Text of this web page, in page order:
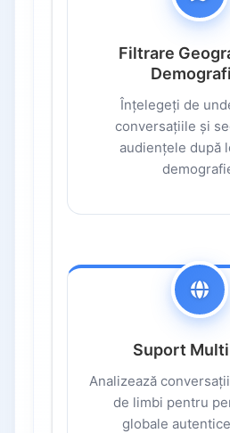
Filtrare
Înțelegeți de
conversațiile și
audiențele după
Suport
Analizează
de limbi pentru
globale